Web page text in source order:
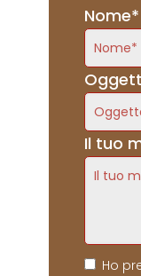
Nome*
Il tuo
Ho